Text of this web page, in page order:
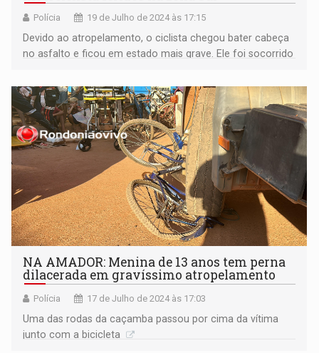
Polícia 19 de Julho de 2024 às 17:15
Devido ao atropelamento, o ciclista chegou bater cabeça
no asfalto e ficou em estado mais grave. Ele foi socorrido
NA AMADOR: Menina de 13 anos tem perna
dilacerada em gravíssimo atropelamento
Polícia 17 de Julho de 2024 às 17:03
Uma das rodas da caçamba passou por cima da vítima
junto com a bicicleta